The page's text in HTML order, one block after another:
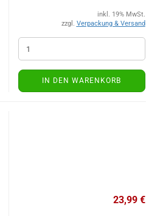
inkl. 19% MwSt.
zzgl. Verpackung & Versand
IN DEN WARENKORB
23,99 €